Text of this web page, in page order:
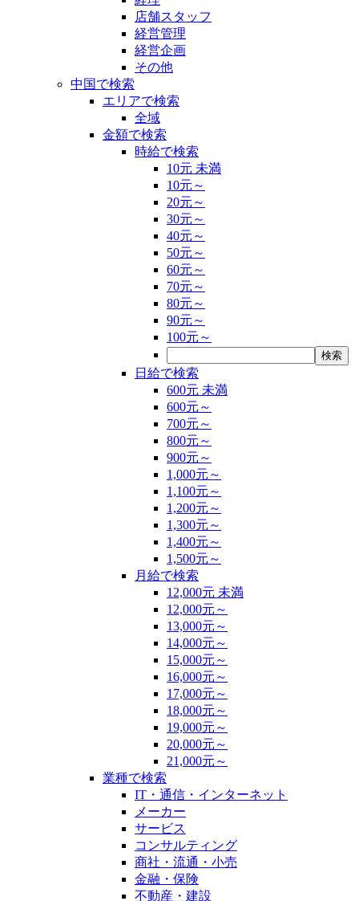
店舗スタッフ
経営管理
経営企画
その他
中国で検索
エリアで検索
全域
金額で検索
時給で検索
10元 未満
10元～
20元～
30元～
40元～
50元～
60元～
70元～
80元～
90元～
100元～
日給で検索
600元 未満
600元～
700元～
800元～
900元～
1,000元～
1,100元～
1,200元～
1,300元～
1,400元～
1,500元～
月給で検索
12,000元 未満
12,000元～
13,000元～
14,000元～
15,000元～
16,000元～
17,000元～
18,000元～
19,000元～
20,000元～
21,000元～
業種で検索
IT・通信・インターネット
メーカー
サービス
コンサルティング
商社・流通・小売
金融・保険
不動産・建設